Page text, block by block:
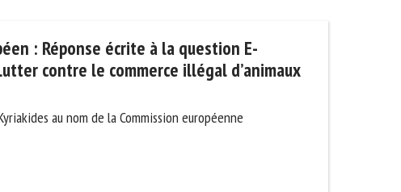
: Réponse écrite à la question E-
contre le commerce illégal d’animaux
au nom de la Commission européenne